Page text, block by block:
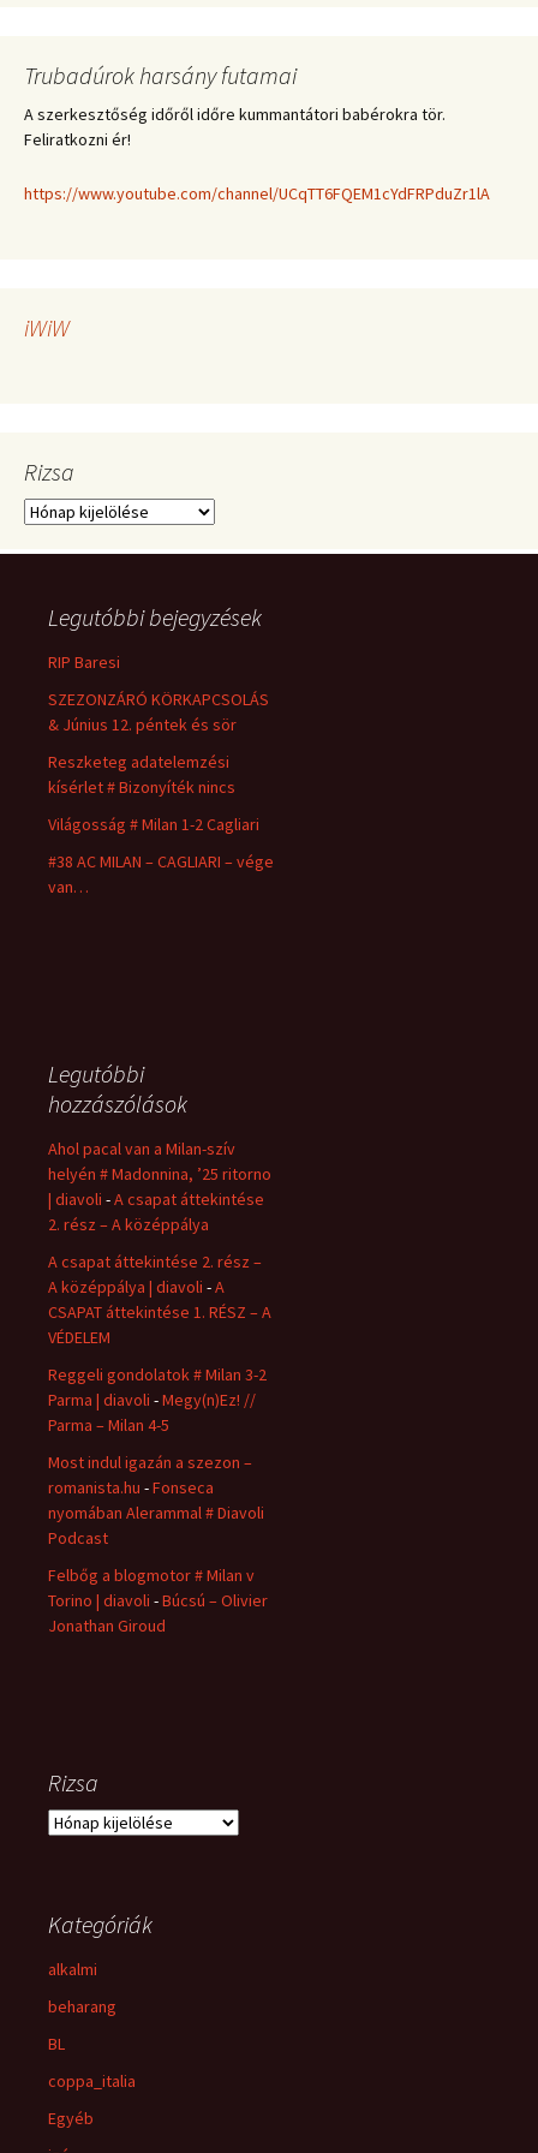
Trubadúrok harsány futamai
A szerkesztőség időről időre kummantátori babérokra tör.
Feliratkozni ér!
https://www.youtube.com/channel/UCqTT6FQEM1cYdFRPduZr1lA
iWiW
Rizsa
Rizsa
Legutóbbi bejegyzések
RIP Baresi
SZEZONZÁRÓ KÖRKAPCSOLÁS
& Június 12. péntek és sör
Reszketeg adatelemzési
kísérlet # Bizonyíték nincs
Világosság # Milan 1-2 Cagliari
#38 AC MILAN – CAGLIARI – vége
van…
Legutóbbi
hozzászólások
Ahol pacal van a Milan-szív
helyén # Madonnina, ’25 ritorno
| diavoli -A csapat áttekintése
2. rész – A középpálya
A csapat áttekintése 2. rész –
A középpálya | diavoli -A
CSAPAT áttekintése 1. RÉSZ – A
VÉDELEM
Reggeli gondolatok # Milan 3-2
Parma | diavoli -Megy(n)Ez! //
Parma – Milan 4-5
Most indul igazán a szezon –
romanista.hu -Fonseca
nyomában Alerammal # Diavoli
Podcast
Felbőg a blogmotor # Milan v
Torino | diavoli -Búcsú – Olivier
Jonathan Giroud
Rizsa
Rizsa
Kategóriák
alkalmi
beharang
BL
coppa_italia
Egyéb